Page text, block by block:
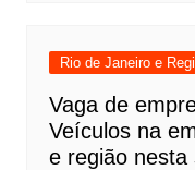
Rio de Janeiro e
Vaga de
Veículos na
e região nesta